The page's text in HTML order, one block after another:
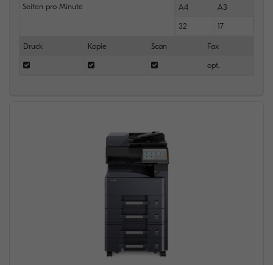
Seiten pro Minute A4 A3
32 17
Druck Kopie Scan Fax
opt.